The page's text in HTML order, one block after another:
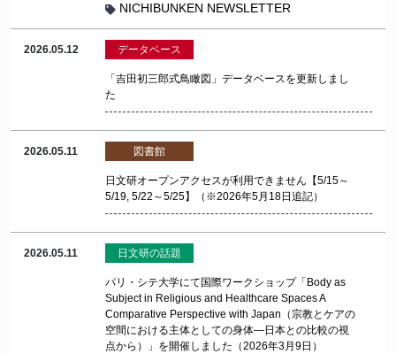
NICHIBUNKEN NEWSLETTER
2026.05.12 データベース
「吉田初三郎式鳥瞰図」データベースを更新しまし
た
2026.05.11 図書館
日文研オープンアクセスが利用できません【5/15～
5/19, 5/22～5/25】（※2026年5月18日追記）
2026.05.11 日文研の話題
パリ・シテ大学にて国際ワークショップ「Body as
Subject in Religious and Healthcare Spaces A
Comparative Perspective with Japan（宗教とケアの
空間における主体としての身体—日本との比較の視
点から）」を開催しました（2026年3月9日）